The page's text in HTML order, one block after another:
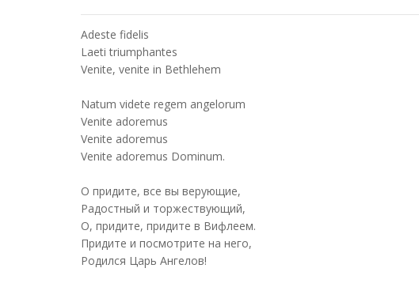
Adeste fidelis
Laeti triumphantes
Venite, venite in Bethlehem
Natum videte regem angelorum
Venite adoremus
Venite adoremus
Venite adoremus Dominum.
O придите, все вы верующие,
Радостный и торжествующий,
О, придите, придите в Вифлеем.
Придите и посмотрите на него,
Родился Царь Ангелов!